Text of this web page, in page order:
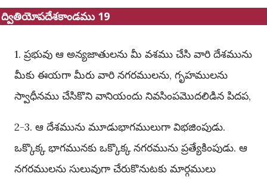
ద్వితియోపదేశకాండము 19
1. ప్రభువు ఆ అన్యజాతులను మీ వశము చేసి వారి దేశమును
మీకు ఈయగా మీరు వారి నగరములను, గృహములను
స్వాధీనము చేసికొని వానియందు నివసింపమొదలిడిన పిదప,
2-3. ఆ దేశమును మూడుభాగములుగా విభజింపుడు.
ఒక్కొక్క భాగమునకు ఒక్కొక్క నగరమును ప్రత్యేకింపుడు. ఆ
నగరములను సులువుగా చేరుకొనుటకు మార్గములు